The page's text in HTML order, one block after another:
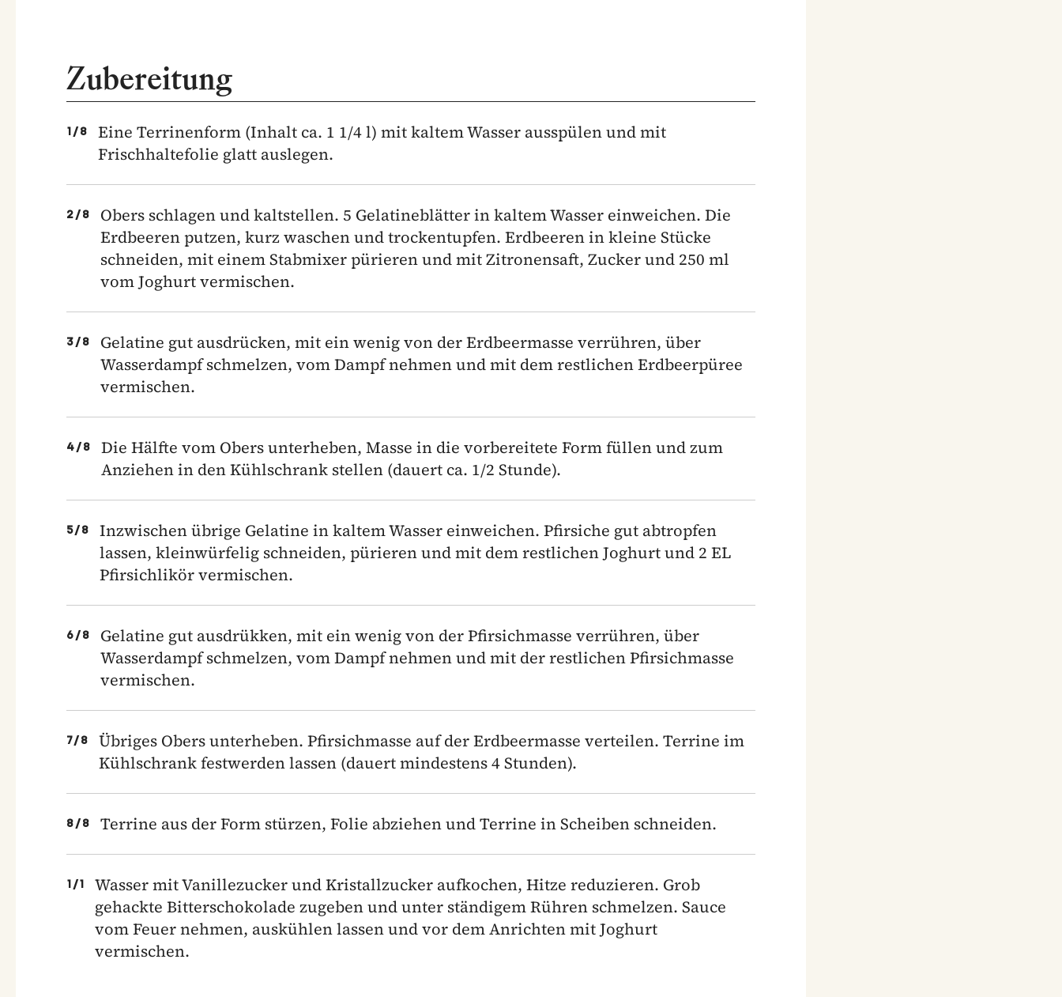
Zubereitung
1/8
Eine Terrinenform (Inhalt ca. 1 1/4 l) mit kaltem Wasser ausspülen und mit
Frischhaltefolie glatt auslegen.
2/8
Obers schlagen und kaltstellen. 5 Gelatineblätter in kaltem Wasser einweichen. Die
Erdbeeren putzen, kurz waschen und trockentupfen. Erdbeeren in kleine Stücke
schneiden, mit einem Stabmixer pürieren und mit Zitronensaft, Zucker und 250 ml
vom Joghurt vermischen.
3/8
Gelatine gut ausdrücken, mit ein wenig von der Erdbeermasse verrühren, über
Wasserdampf schmelzen, vom Dampf nehmen und mit dem restlichen Erdbeerpüree
vermischen.
4/8
Die Hälfte vom Obers unterheben, Masse in die vorbereitete Form füllen und zum
Anziehen in den Kühlschrank stellen (dauert ca. 1/2 Stunde).
5/8
Inzwischen übrige Gelatine in kaltem Wasser einweichen. Pfirsiche gut abtropfen
lassen, kleinwürfelig schneiden, pürieren und mit dem restlichen Joghurt und 2 EL
Pfirsichlikör vermischen.
6/8
Gelatine gut ausdrükken, mit ein wenig von der Pfirsichmasse verrühren, über
Wasserdampf schmelzen, vom Dampf nehmen und mit der restlichen Pfirsichmasse
vermischen.
7/8
Übriges Obers unterheben. Pfirsichmasse auf der Erdbeermasse verteilen. Terrine im
Kühlschrank festwerden lassen (dauert mindestens 4 Stunden).
8/8 Terrine aus der Form stürzen, Folie abziehen und Terrine in Scheiben schneiden.
1/1
Wasser mit Vanillezucker und Kristallzucker aufkochen, Hitze reduzieren. Grob
gehackte Bitterschokolade zugeben und unter ständigem Rühren schmelzen. Sauce
vom Feuer nehmen, auskühlen lassen und vor dem Anrichten mit Joghurt
vermischen.